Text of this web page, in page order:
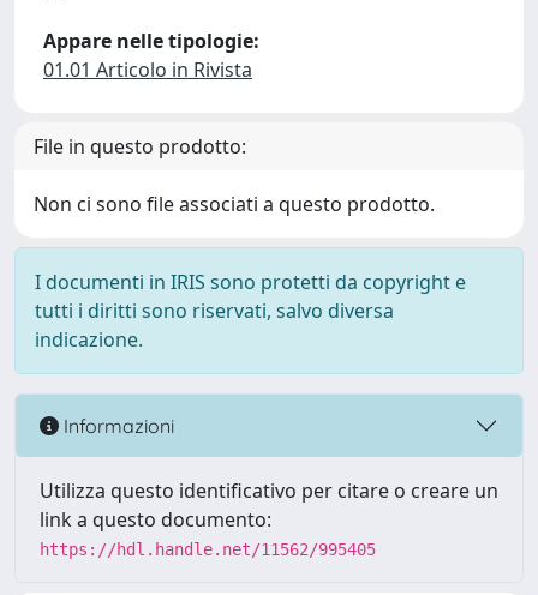
Appare nelle tipologie:
01.01 Articolo in Rivista
File in questo prodotto:
Non ci sono file associati a questo prodotto.
I documenti in IRIS sono protetti da copyright e
tutti i diritti sono riservati, salvo diversa
indicazione.
Informazioni
Utilizza questo identificativo per citare o creare un
link a questo documento:
https://hdl.handle.net/11562/995405